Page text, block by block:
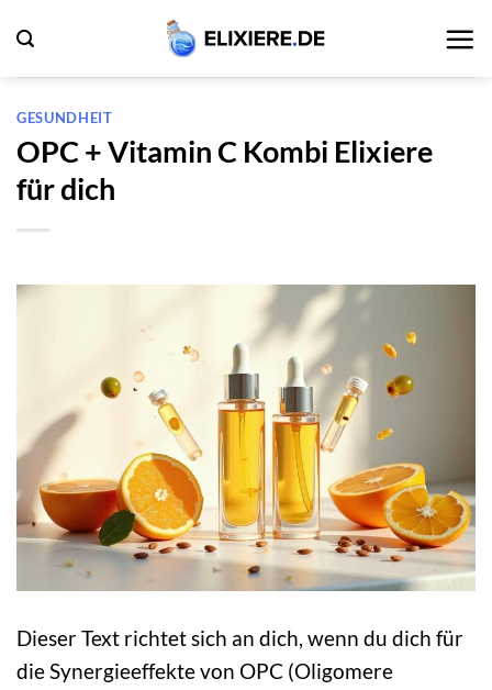
Inhalt
springen
GESUNDHEIT
OPC + Vitamin C Kombi Elixiere
für dich
Dieser Text richtet sich an dich, wenn du dich für
die Synergieeffekte von OPC (Oligomere